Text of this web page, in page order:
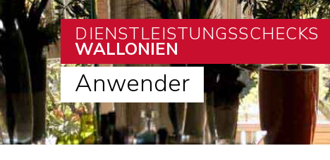
DIENSTLEISTUNGSSCHECKS
WALLONIEN
Anwender